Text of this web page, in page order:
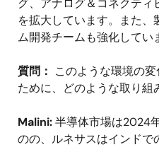
グ、アナログ＆コネクティ
を拡大しています。また
ム開発チームも強化してい
質問： このような環境の
ために、どのような取り組
Malini:半導体市場は2024
のの、ルネサスはインドで